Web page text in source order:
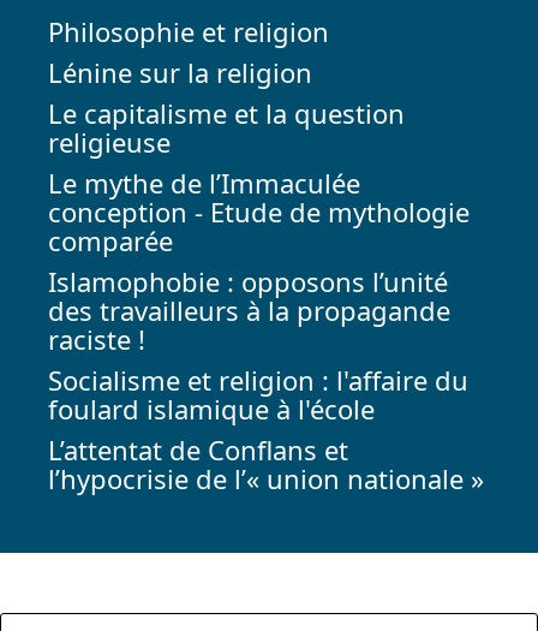
Philosophie et religion
Lénine sur la religion
Le capitalisme et la question
religieuse
Le mythe de l’Immaculée
conception - Etude de mythologie
comparée
Islamophobie : opposons l’unité
des travailleurs à la propagande
raciste !
Socialisme et religion : l'affaire du
foulard islamique à l'école
L’attentat de Conflans et
l’hypocrisie de l’« union nationale »